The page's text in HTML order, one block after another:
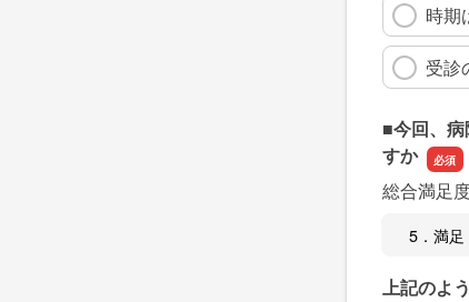
時期
受診
■今回、
すか
総合満足
5．満足
上記のよ